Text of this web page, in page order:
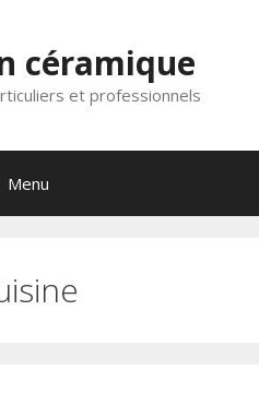
céramique
et professionnels
Menu